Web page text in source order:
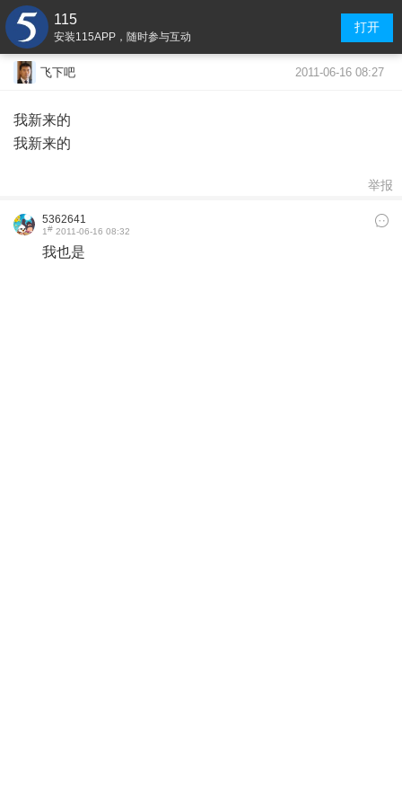
115
安装115APP，随时参与互动
打开
飞下吧 2011-06-16 08:27
我新来的
我新来的
举报
5362641
1# 2011-06-16 08:32
我也是